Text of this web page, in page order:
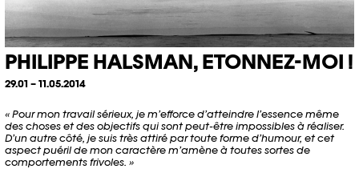
PHILIPPE HALSMAN, ETONNEZ-MOI !
29.01 – 11.05.2014
« Pour mon travail sérieux, je m’efforce d’atteindre l’essence même
des choses et des objectifs qui sont peut-être impossibles à réaliser.
D’un autre côté, je suis très attiré par toute forme d’humour, et cet
aspect puéril de mon caractère m’amène à toutes sortes de
comportements frivoles. »